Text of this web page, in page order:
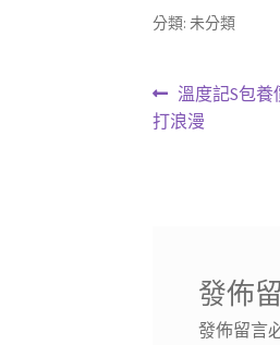
分類: 未分類
文
章
上
一
溫度記S包
打浪漫
發佈
發佈留言